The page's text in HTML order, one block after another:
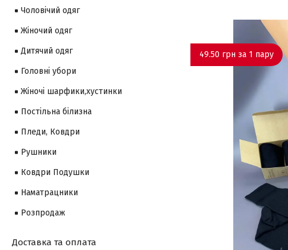
49.50 грн за 1 пару
Чоловічий одяг
Жіночий одяг
Дитячий одяг
Головні убори
Жіночі шарфики,хустинки
Постільна білизна
Пледи, Ковдри
Рушники
Ковдри Подушки
Наматрацники
Розпродаж
Доставка та оплата